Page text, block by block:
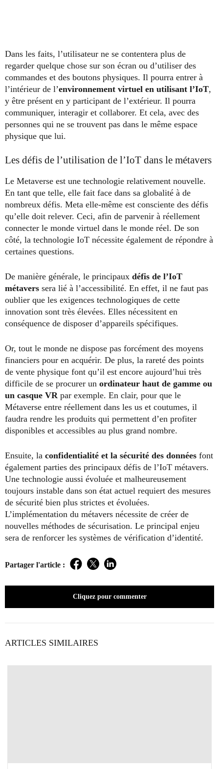
Dans les faits, l’utilisateur ne se contentera plus de
regarder quelque chose sur son écran ou d’utiliser des
commandes et des boutons physiques. Il pourra entrer à
l’intérieur de l’environnement virtuel en utilisant l’IoT,
y être présent en y participant de l’extérieur. Il pourra
communiquer, interagir et collaborer. Et cela, avec des
personnes qui ne se trouvent pas dans le même espace
physique que lui.
Les défis de l’utilisation de l’IoT dans le métavers
Le Metaverse est une technologie relativement nouvelle.
En tant que telle, elle fait face dans sa globalité à de
nombreux défis. Meta elle-même est consciente des défis
qu’elle doit relever. Ceci, afin de parvenir à réellement
connecter le monde virtuel dans le monde réel. De son
côté, la technologie IoT nécessite également de répondre à
certaines questions.
De manière générale, le principaux défis de l’IoT
métavers sera lié à l’accessibilité. En effet, il ne faut pas
oublier que les exigences technologiques de cette
innovation sont très élevées. Elles nécessitent en
conséquence de disposer d’appareils spécifiques.
Or, tout le monde ne dispose pas forcément des moyens
financiers pour en acquérir. De plus, la rareté des points
de vente physique font qu’il est encore aujourd’hui très
difficile de se procurer un ordinateur haut de gamme ou
un casque VRpar exemple. En clair, pour que le
Métaverse entre réellement dans les us et coutumes, il
faudra rendre les produits qui permettent d’en profiter
disponibles et accessibles au plus grand nombre.
Ensuite, la confidentialité et la sécurité des données font
également parties des principaux défis de l’IoT métavers.
Une technologie aussi évoluée et malheureusement
toujours instable dans son état actuel requiert des mesures
de sécurité bien plus strictes et évoluées.
L’implémentation du métavers nécessite de créer de
nouvelles méthodes de sécurisation. Le principal enjeu
sera de renforcer les systèmes de vérification d’identité.
Partager l'article : Facebook
TwitterLinkedIn
Cliquez pour commenter
ARTICLES SIMILAIRES